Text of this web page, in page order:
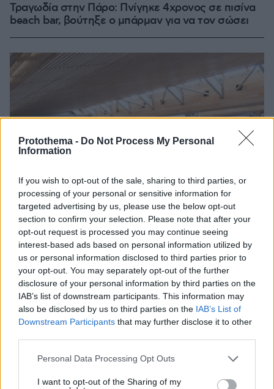
Protothema - Do Not Process My Personal
Information
If you wish to opt-out of the sale, sharing to third parties, or
processing of your personal or sensitive information for
targeted advertising by us, please use the below opt-out
section to confirm your selection. Please note that after your
opt-out request is processed you may continue seeing
interest-based ads based on personal information utilized by
us or personal information disclosed to third parties prior to
your opt-out. You may separately opt-out of the further
disclosure of your personal information by third parties on the
IAB’s list of downstream participants. This information may
also be disclosed by us to third parties on the IAB’s List of
Downstream Participants that may further disclose it to other
Please note that this website/app uses one or more Google
not limited to your visit or usage behaviour. You may click to
Personal Data Processing Opt Outs
I want to opt-out of the Sharing of my
Τραγωδία στην Πάρο: Πνίγηκε 4χρονος σε πισίνα
beach bar, βούτηξε ο μπάρμαν για να τον σώσει
μπορεί ν' αλλάξει τη χρονολογία της μεγάλης
08.08.2026, 18:08